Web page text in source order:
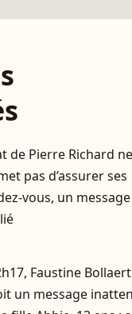
de Pierre Richard
pas d’assurer ses
vous, un message
Faustine Bollaert
un message